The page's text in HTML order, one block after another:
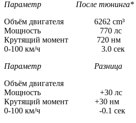
Параметр После тюнинга*
Объём двигателя 6262 cm³
Мощность 770 лс
Крутящий момент 720 нм
0-100 км/ч 3.0 сек
Параметр Разница
Объём двигателя
Мощность +30 лс
Крутящий момент +30 нм
0-100 км/ч -0.1 сек